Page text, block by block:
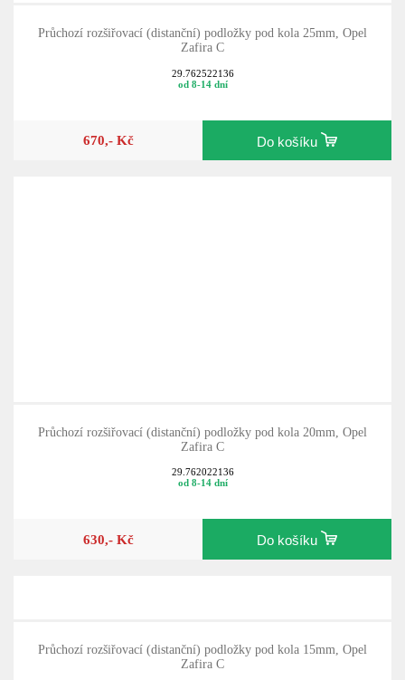
Průchozí rozšiřovací (distanční) podložky pod kola 25mm, Opel
Zafira C
29.762522136
od 8-14 dní
670,- Kč Do košíku
Průchozí rozšiřovací (distanční) podložky pod kola 20mm, Opel
Zafira C
Do košíku
Průchozí rozšiřovací (distanční) podložky pod kola 15mm, Opel